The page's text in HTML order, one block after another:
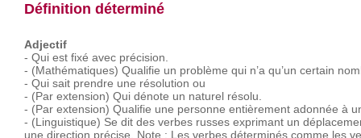
Définition déterminé
Adjectif
- Qui est fixé avec précision.
- (Mathématiques) Qualifie un problème qui n’a qu’un certain
- Qui sait prendre une résolution ou
- (Par extension) Qui dénote un naturel résolu.
- (Par extension) Qualifie une personne entièrement adonnée à
- (Linguistique) Se dit des verbes russes exprimant un
une direction précise. Note : Les verbes déterminés comme les